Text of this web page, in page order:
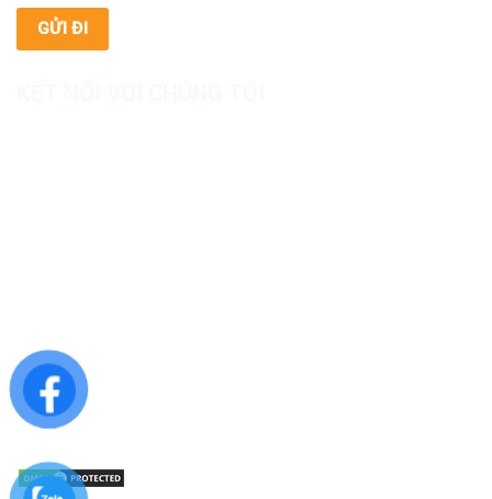
Website: https://asialab.com.vn/
Email: giacongasialab@gmail.com